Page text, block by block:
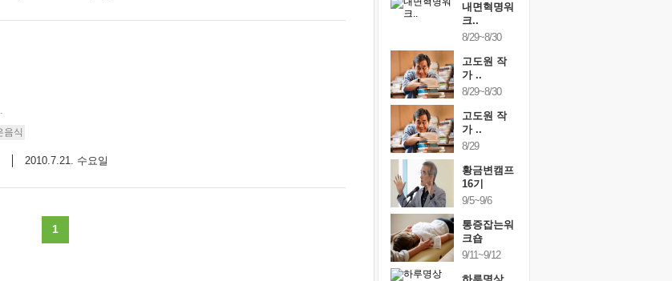
음식
2010.7.21. 수요일
1
스..
내면혁명워
크..
8/29~8/30
고도원 작
가 ..
8/29~8/30
고도원 작
가 ..
8/29
황금변캠프
16기
9/5~9/6
통증잡는워
크숍
9/11~9/12